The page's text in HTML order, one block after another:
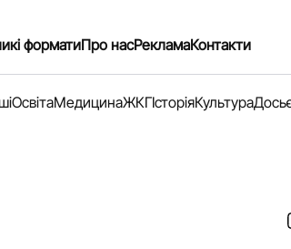
форматиПро насРекламаКонтакти
ОсвітаМедицинаЖКГІсторіяКультура